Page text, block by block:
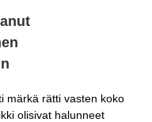
märkä rätti vasten koko
olisivat halunneet